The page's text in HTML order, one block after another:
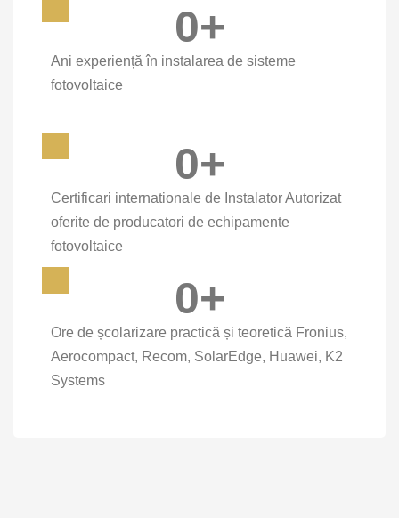
Ani experiență în instalarea de sisteme
fotovoltaice
0+
Certificari internationale de Instalator Autorizat
oferite de producatori de echipamente
fotovoltaice
0+
Ore de școlarizare practică și teoretică Fronius,
Aerocompact, Recom, SolarEdge, Huawei, K2
Systems
0+